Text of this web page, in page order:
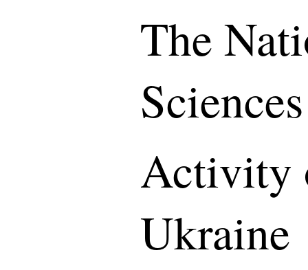
The
Activity
Ukraine